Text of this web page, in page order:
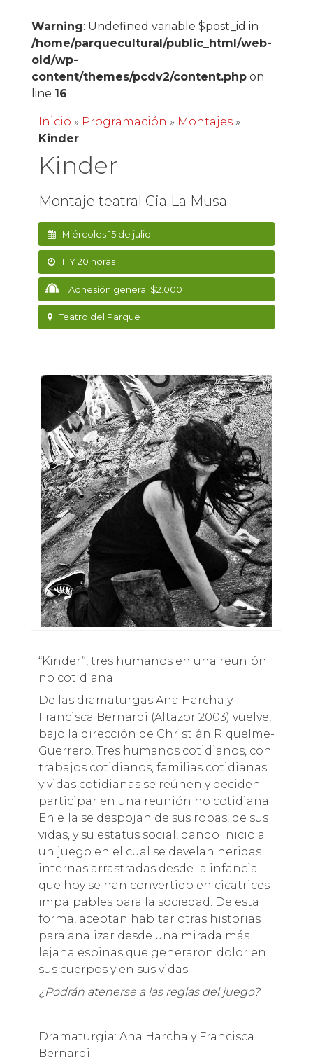
Warning: Undefined variable $post_id in
/home/parquecultural/public_html/web-
old/wp-
content/themes/pcdv2/content.phpon
line 16
Inicio » Programación » Montajes»
Kinder
Kinder
Montaje teatral Cia La Musa
Miércoles 15 de julio
11 Y 20 horas
Adhesión general $2.000
Teatro del Parque
“Kinder”, tres humanos en una reunión
no cotidiana
De las dramaturgas Ana Harcha y
Francisca Bernardi (Altazor 2003) vuelve,
bajo la dirección de Christián Riquelme-
Guerrero. Tres humanos cotidianos, con
trabajos cotidianos, familias cotidianas
y vidas cotidianas se reúnen y deciden
participar en una reunión no cotidiana.
En ella se despojan de sus ropas, de sus
vidas, y su estatus social, dando inicio a
un juego en el cual se develan heridas
internas arrastradas desde la infancia
que hoy se han convertido en cicatrices
impalpables para la sociedad. De esta
forma, aceptan habitar otras historias
para analizar desde una mirada más
lejana espinas que generaron dolor en
sus cuerpos y en sus vidas.
¿Podrán atenerse a las reglas del juego?
Dramaturgia: Ana Harcha y Francisca
Bernardi